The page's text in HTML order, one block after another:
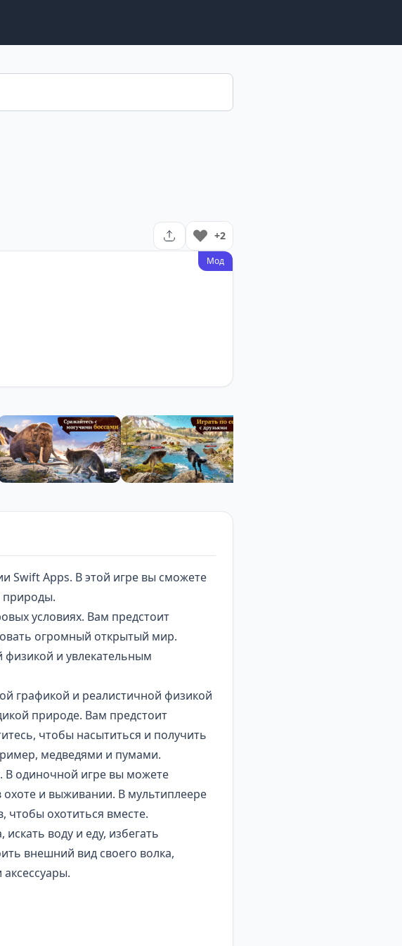
+2
Мод
Swift Apps. В этой игре вы сможете
природы.
условиях. Вам предстоит
огромный открытый мир.
физикой и увлекательным
графикой и реалистичной физикой
природе. Вам предстоит
чтобы насытиться и получить
медведями и пумами.
В одиночной игре вы можете
и выживании. В мультиплеере
чтобы охотиться вместе.
воду и еду, избегать
внешний вид своего волка,